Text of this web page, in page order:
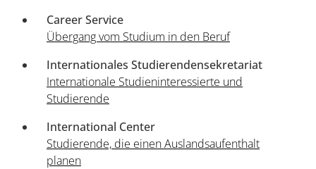
Career Service
Übergang vom Studium in den Beruf
Internationales Studierendensekretariat
Internationale Studieninteressierte und
Studierende
International Center
Studierende, die einen Auslandsaufenthalt
planen